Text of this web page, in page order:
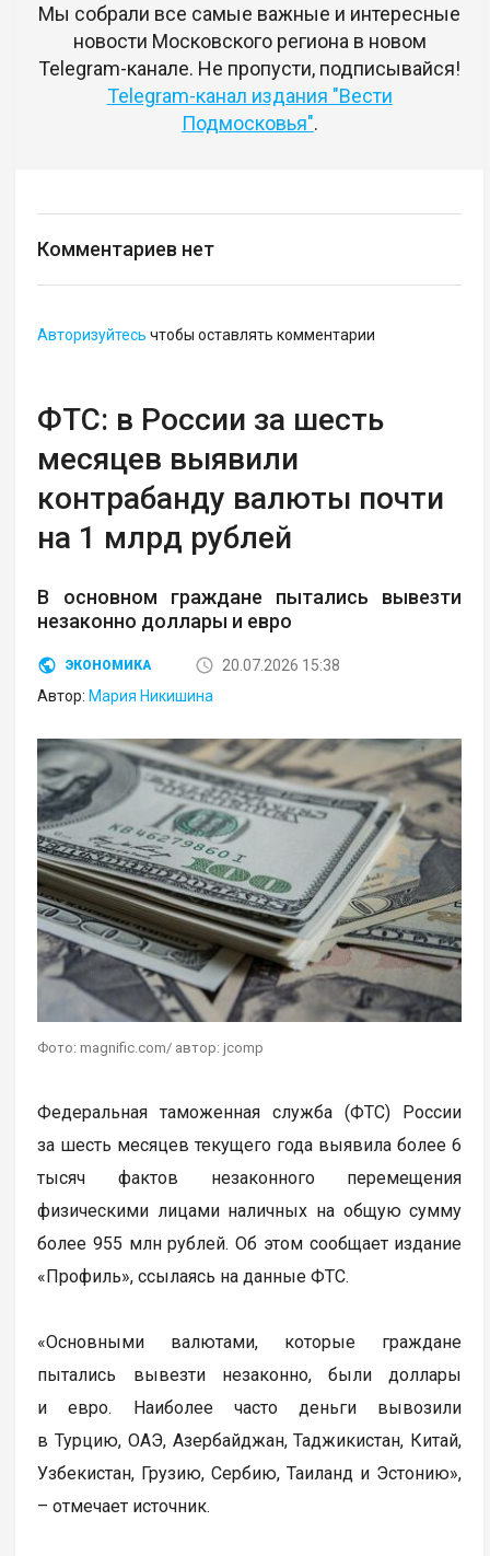
Мы собрали все самые важные и интересные
новости Московского региона в новом
Telegram-канале. Не пропусти, подписывайся!
Telegram-канал издания "Вести
Подмосковья".
Комментариев нет
Авторизуйтесь чтобы оставлять комментарии
ФТС: в России за шесть
месяцев выявили
контрабанду валюты почти
на 1 млрд рублей
В основном граждане пытались вывезти
незаконно доллары и евро
ЭКОНОМИКА
20.07.2026 15:38
Автор:Мария Никишина
Фото: magnific.com/ автор: jcomp
Федеральная таможенная служба (ФТС) России
за шесть месяцев текущего года выявила более 6
тысяч фактов незаконного перемещения
физическими лицами наличных на общую сумму
более 955 млн рублей. Об этом сообщает издание
«Профиль», ссылаясь на данные ФТС.
«Основными валютами, которые граждане
пытались вывезти незаконно, были доллары
и евро. Наиболее часто деньги вывозили
в Турцию, ОАЭ, Азербайджан, Таджикистан, Китай,
Узбекистан, Грузию, Сербию, Таиланд и Эстонию»,
– отмечает источник.